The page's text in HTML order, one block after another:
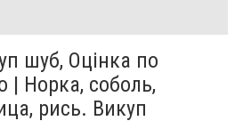
шуб, Оцінка по
| Норка, соболь,
рись. Викуп